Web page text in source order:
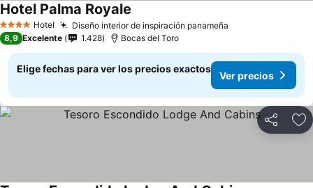
4 EstrellasHotel Diseño interior de inspiración panameña
Hotel Palma Royale
8,9 Excelente 1.428 Bocas del Toro
Elige fechas para ver los precios exactos
Ver precios
Compartir